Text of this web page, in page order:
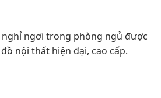
nghỉ ngơi trong phòng ngủ được
nội thất hiện đại, cao cấp.